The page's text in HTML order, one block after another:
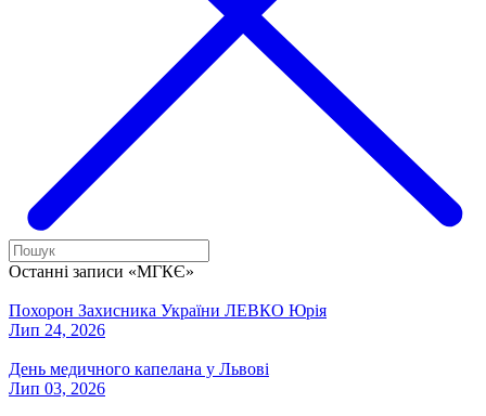
Останні записи «МГКЄ»
Похорон Захисника України ЛЕВКО Юрія
Лип 24, 2026
День медичного капелана у Львові
Лип 03, 2026